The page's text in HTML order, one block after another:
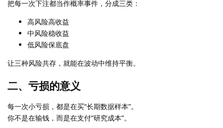
把每一次下注都当作概率事件，分成三类：
高风险高收益
中风险稳收益
低风险保底盘
让三种风险共存，就能在波动中维持平衡。
二、亏损的意义
每一次小亏损，都是在买“长期数据样本”。
你不是在输钱，而是在支付“研究成本”。